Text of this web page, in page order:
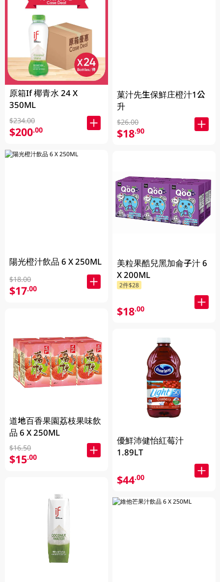
原箱If 椰青水 24 X
350ML
$234.00
$200.00
陽光橙汁飲品 6 X 250ML
$18.00
$17.00
道地百香果園荔枝果味飲
品 6 X 250ML
$16.50
$15.00
菓汁先生保鮮庄橙汁1公
升
$26.00
$18.90
美粒果酷兒黑加侖子汁 6
X 200ML
2件$28
$18.00
優鮮沛健怡紅莓汁
1.89LT
$44.00